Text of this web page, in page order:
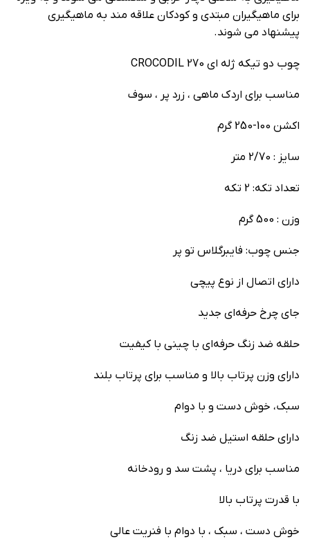
برای ماهیگیران مبتدی و کودکان علاقه مند به ماهیگیری
پیشنهاد می شوند.
چوب دو تیکه ژله ای 270 CROCODIL
مناسب برای اردک ماهی ، زرد پر ، سوف
اکشن 100-250 گرم
سایز : 2/70 متر
تعداد تکه: 2 تکه
وزن : 500 گرم
جنس چوب: فایبرگلاس تو پر
دارای اتصال از نوع پیچی
جای چرخ حرفه‌ای جدید
حلقه ضد زنگ حرفه‌ای با چینی با کیفیت
دارای وزن پرتاب بالا و مناسب برای پرتاب بلند
سبک، خوش دست و با دوام
دارای حلقه استیل ضد زنگ
مناسب برای دریا ، پشت سد‌‌ و رودخانه
با قدرت پرتاب بالا
خوش دست ، سبک ، با دوام با فنریت عالی